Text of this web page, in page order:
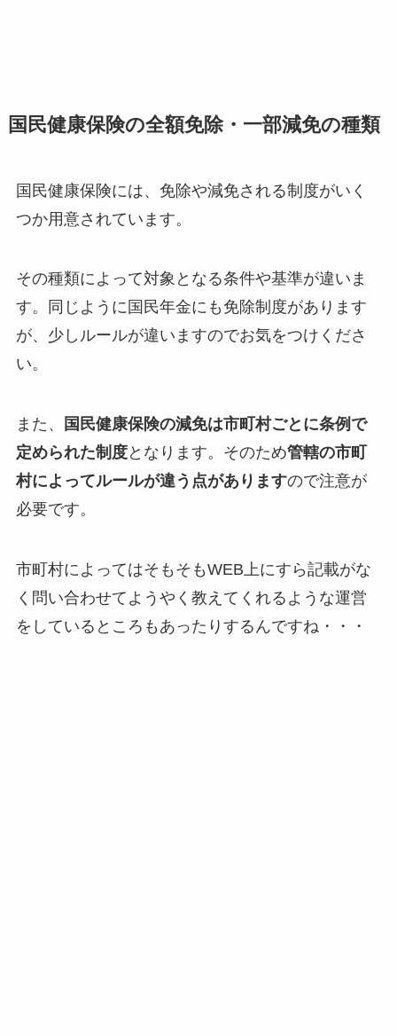
国民健康保険の全額免除・一部減免の種類
国民健康保険には、免除や減免される制度がいく
つか用意されています。
その種類によって対象となる条件や基準が違いま
す。同じように国民年金にも免除制度があります
が、少しルールが違いますのでお気をつけくださ
い。
また、
国民健康保険の減免は市町村ごとに条例で
定められた制度となります。そのため管轄の市町
村によってルールが違う点がありますので注意が
必要です。
市町村によってはそもそもWEB上にすら記載がな
く問い合わせてようやく教えてくれるような運営
をしているところもあったりするんですね・・・